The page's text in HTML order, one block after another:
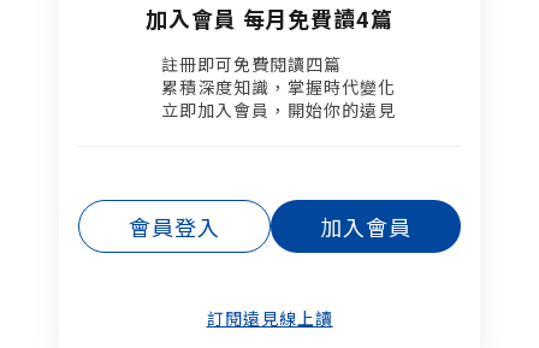
加入會員 每月免費讀4篇
註冊即可免費閱讀四篇​
累積深度知識，掌握時代變化​
立即加入會員，開始你的遠見
會員登入 加入會員
訂閱遠見線上讀